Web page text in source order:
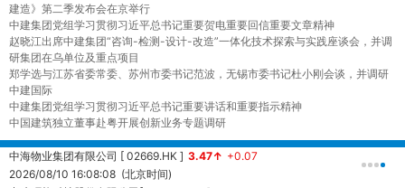
建造》第二季发布会在京举行
中建集团党组学习贯彻习近平总书记重要贺电重要回信重要文章精神
赵晓江出席中建集团“咨询-检测-设计-改造”一体化技术探索与实践座谈会，并调
研集团在乌单位及重点项目
郑学选与江苏省委常委、苏州市委书记范波，无锡市委书记杜小刚会谈，并调研
中建国际
中建集团党组学习贯彻习近平总书记重要讲话和重要指示精神
中国建筑独立董事赴粤开展创新业务专题调研
中海物业集团有限公司 [ 02669.HK ] 3.47↑ +0.07
2026/08/10 16:08:08 (北京时间)